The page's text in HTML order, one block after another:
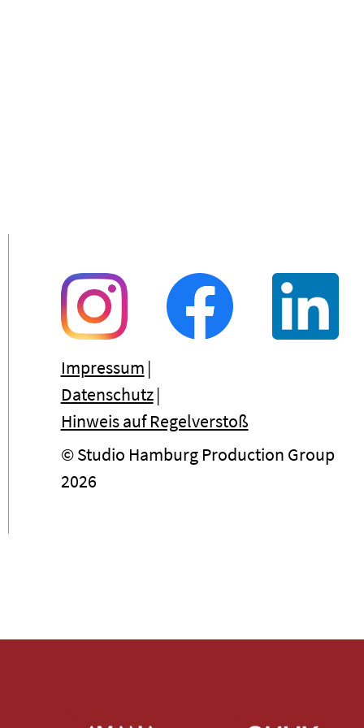
Impressum
Datenschutz
Hinweis auf Regelverstoß
© Studio Hamburg Production Group
2026